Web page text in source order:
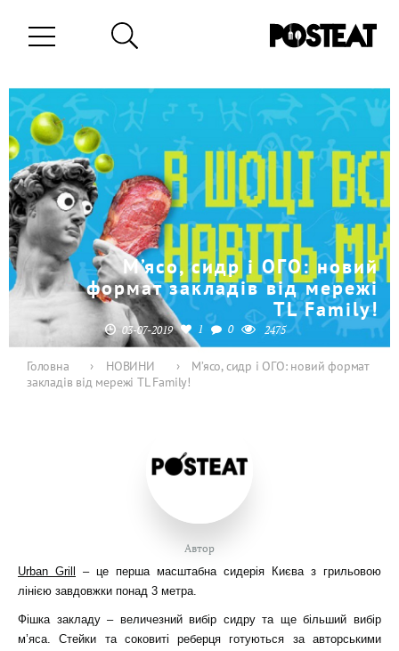
М’ясо, сидр і ОГО: новий
формат закладів від мережі
TL Family!
03-07-2019 1 0 2475
Головна › НОВИНИ ›
М’ясо, сидр і ОГО: новий формат
закладів від мережі TL Family!
Автор
Urban Grill
– це перша масштабна сидерія Києва з грильовою
лінією завдовжки понад 3 метра.
Фішка закладу – величезний вибір сидру та ще більший вибір
м’яса. Стейки та соковиті реберця готуються за авторськими